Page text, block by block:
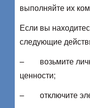
выполняйте их
Если вы
следующие
– возьмите
ценности;
– отключите